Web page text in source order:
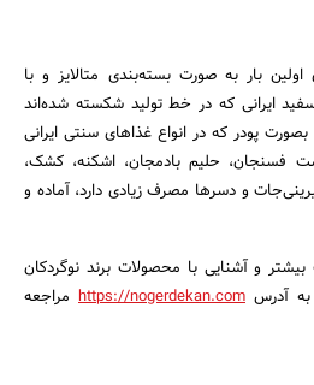
بار به صورت بسته‌بندی متالایز و با
ایرانی که در خط تولید شکسته شده‌اند
پودر که در انواع غذاهای سنتی ایرانی
فسنجان، حلیم بادمجان، اشکنه، کشک،
و دسرها مصرف زیادی دارد، آماده و
و آشنایی با محصولات برند نوگردکان
آدرس https://nogerdekan.com مراجعه